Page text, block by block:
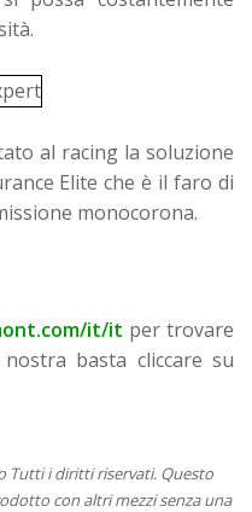
al racing la soluzione
Elite che è il faro di
monocorona.
it/it per trovare
basta cliccare su
Tutti i diritti riservati. Questo
con altri mezzi senza una